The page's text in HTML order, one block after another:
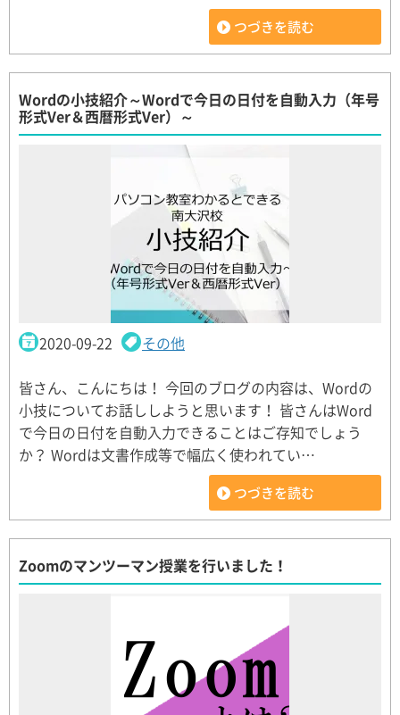
つづきを読む
Wordの小技紹介～Wordで今日の日付を自動入力（年号
形式Ver＆西暦形式Ver）～
2020-09-22 その他
皆さん、こんにちは！ 今回のブログの内容は、Wordの
小技についてお話ししようと思います！ 皆さんはWord
で今日の日付を自動入力できることはご存知でしょう
か？ Wordは文書作成等で幅広く使われてい…
つづきを読む
Zoomのマンツーマン授業を行いました！